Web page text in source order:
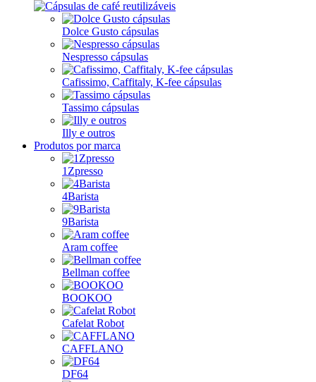
Dolce Gusto cápsulas
Nespresso cápsulas
Cafissimo, Caffitaly, K-fee cápsulas
Tassimo cápsulas
Illy e outros
Produtos por marca
1Zpresso
4Barista
9Barista
Aram coffee
Bellman coffee
BOOKOO
Cafelat Robot
CAFFLANO
DF64